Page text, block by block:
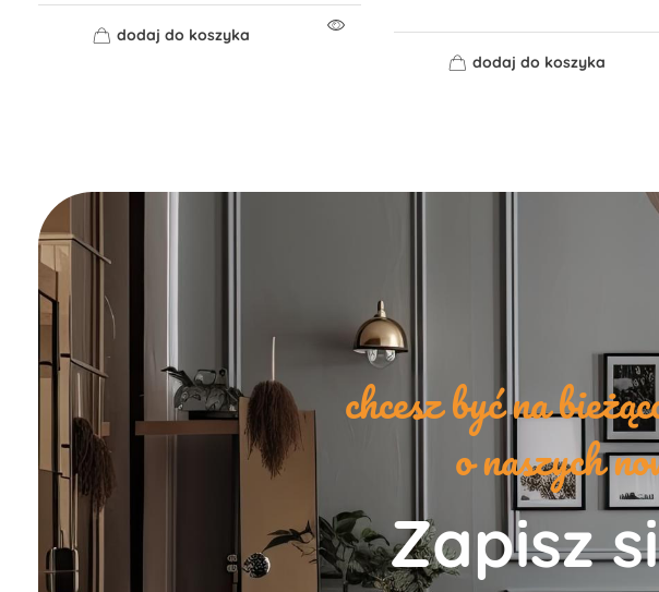
dodaj do koszyka
dodaj do koszyka
chcesz być na
o naszych
Zapisz